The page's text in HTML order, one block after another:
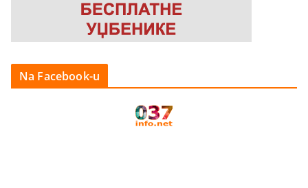
Na Facebook-u